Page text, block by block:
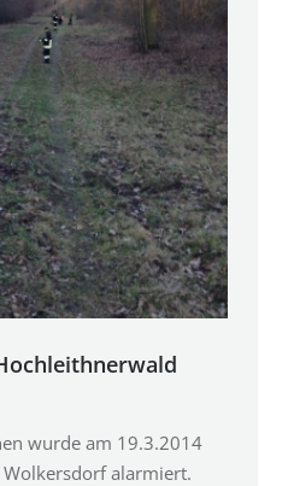
wurde am 19.3.2014
Wolkersdorf alarmiert.